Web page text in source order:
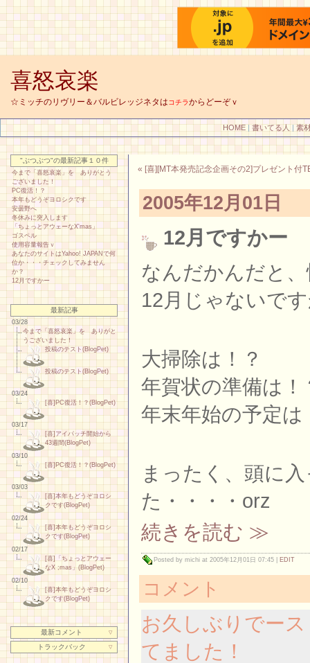
喜怒哀楽
☆ミッチのリヴリー＆バルビレッジネタはコチラからどーぞｖ
HOME |書いてる人 |素
"ぶつぶつ"の最新記事１０件
今まで「喜怒哀楽」を ありがとう
ございました！
PC復活！？
本年もどうぞヨロシクです
安曇野へ
冬休みに突入します
「ちょっとアウェーなX'mas」
ゴスペル
使用容量報告ｖ
あなたのサイトはYahoo! JAPANで何
位か・・・チェックしてみません
か？
12月ですかー
最新記事
03/28
今まで「喜怒哀楽」を ありがと
うございました！
投稿のテスト(BlogPet)
投稿のテスト(BlogPet)
03/24
[喜]PC復活！？(BlogPet)
03/17
[喜]アイパッチ開始から
43週間(BlogPet)
03/10
[喜]PC復活！？(BlogPet)
03/03
[喜]本年もどうぞヨロシ
クです(BlogPet)
02/24
[喜]本年もどうぞヨロシ
クです(BlogPet)
02/17
[喜]「ちょっとアウェー
なX ;mas」(BlogPet)
02/10
[喜]本年もどうぞヨロシ
クです(BlogPet)
▽
最新コメント
▽
トラックバック
« [喜][MT本発売記念企画その2]プレゼント付
2005年12月01日
12月ですかー
なんだかんだと
12月じゃないで
大掃除は！？
年賀状の準備は！
年末年始の予定は
まったく、頭に
た・・・・orz
続きを読む ≫
Posted by michi at 2005年12月01日 07:45 EDIT
コメント
お久しぶりでー
てました！